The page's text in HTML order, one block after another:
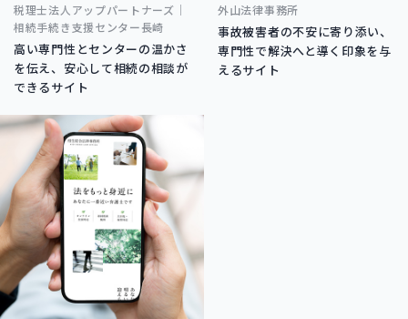
税理士法人アップパートナーズ｜
相続手続き支援センター長崎
高い専門性とセンターの温かさ
を伝え、安心して相続の相談が
できるサイト
外山法律事務所
事故被害者の不安に寄り添い、
専門性で解決へと導く印象を与
えるサイト